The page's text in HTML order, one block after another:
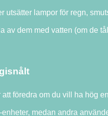
utsätter lampor för regn,
av dem med vatten (om de
att föredra om du vill ha hög
medan andra